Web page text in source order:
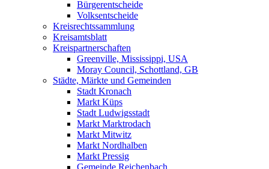
Bürgerentscheide
Volksentscheide
Kreisrechtssammlung
Kreisamtsblatt
Kreispartnerschaften
Greenville, Mississippi, USA
Moray Council, Schottland, GB
Städte, Märkte und Gemeinden
Stadt Kronach
Markt Küps
Stadt Ludwigsstadt
Markt Marktrodach
Markt Mitwitz
Markt Nordhalben
Markt Pressig
Gemeinde Reichenbach